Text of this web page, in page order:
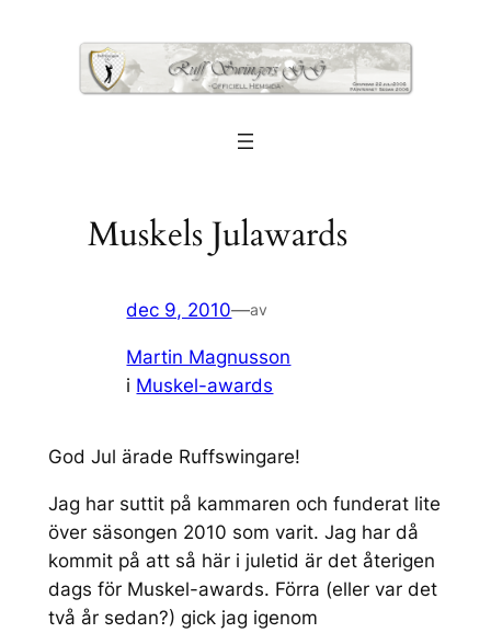
Muskels Julawards
dec 9, 2010—av
Martin Magnusson
i Muskel-awards
God Jul ärade Ruffswingare!
Jag har suttit på kammaren och funderat lite
över säsongen 2010 som varit. Jag har då
kommit på att så här i juletid är det återigen
dags för Muskel-awards. Förra (eller var det
två år sedan?) gick jag igenom